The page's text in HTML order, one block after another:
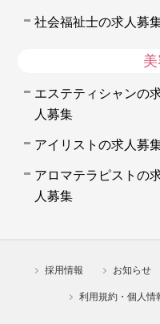
社会福祉士の求人募
エステティシャンの
人募集
アイリストの求人募
アロマテラピストの
人募集
採用情報 お知らせ
利用規約・個人情